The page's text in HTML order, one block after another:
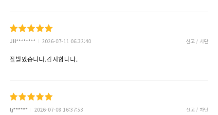
JH******** 2026-07-11 06:32:40 신고 / 차단
잘받았습니다.감사합니다.
tj****** 2026-07-08 16:37:53 신고 / 차단